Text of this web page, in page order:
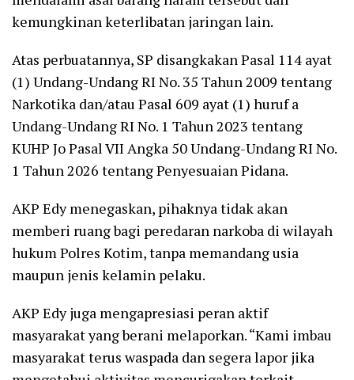
kemungkinan keterlibatan jaringan lain.
Atas perbuatannya, SP disangkakan Pasal 114 ayat
(1) Undang-Undang RI No. 35 Tahun 2009 tentang
Narkotika dan/atau Pasal 609 ayat (1) huruf a
Undang-Undang RI No. 1 Tahun 2023 tentang
KUHP Jo Pasal VII Angka 50 Undang-Undang RI No.
1 Tahun 2026 tentang Penyesuaian Pidana.
AKP Edy menegaskan, pihaknya tidak akan
memberi ruang bagi peredaran narkoba di wilayah
hukum Polres Kotim, tanpa memandang usia
maupun jenis kelamin pelaku.
AKP Edy juga mengapresiasi peran aktif
masyarakat yang berani melaporkan. “Kami imbau
masyarakat terus waspada dan segera lapor jika